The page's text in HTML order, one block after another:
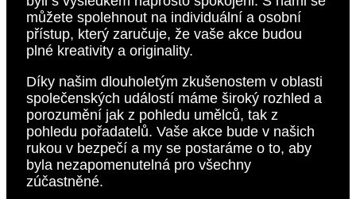
můžete spolehnout na individuální a osobní
přístup, který zaručuje, že vaše akce budou
plné kreativity a originality.
Díky našim dlouholetým zkušenostem v oblasti
společenských událostí máme široký rozhled a
porozumění jak z pohledu umělců, tak z
pohledu pořadatelů. Vaše akce bude v našich
rukou v bezpečí a my se postaráme o to, aby
byla nezapomenutelná pro všechny
zúčastněné.